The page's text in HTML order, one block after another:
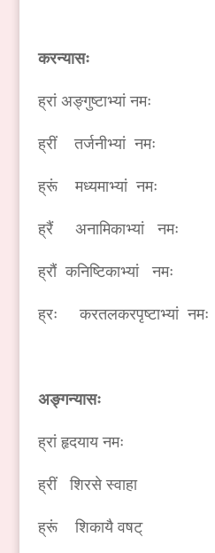
करन्यासः
ह्रां अङ्गुष्टाभ्यां नमः
ह्रीं तर्जनीभ्यां नमः
ह्रूं मध्यमाभ्यां नमः
ह्रैं अनामिकाभ्यां नमः
ह्रौं कनिष्टिकाभ्यां नमः
ह्रः करतलकरपृष्टाभ्यां नमः
अङ्गन्यासः
ह्रां हृदयाय नमः
ह्रीं शिरसे स्वाहा
ह्रूं शिकायै वषट्